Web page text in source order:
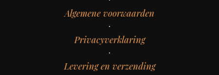
Algemene voorwaarden
Privacyverklaring
Levering en verzending